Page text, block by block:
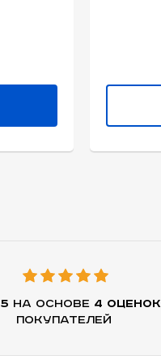
на основе 4 оценок
покупателей